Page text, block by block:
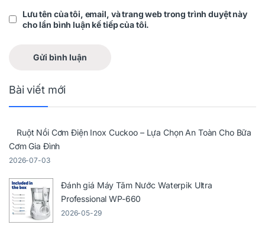
Lưu tên của tôi, email, và trang web trong trình duyệt này
cho lần bình luận kế tiếp của tôi.
Bài viết mới
Ruột Nồi Cơm Điện Inox Cuckoo – Lựa Chọn An Toàn Cho Bữa
Cơm Gia Đình
2026-07-03
Đánh giá Máy Tăm Nước Waterpik Ultra
Professional WP-660
2026-05-29